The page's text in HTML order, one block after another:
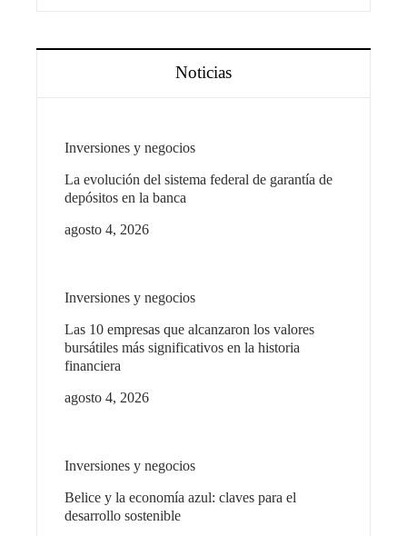
Noticias
Inversiones y negocios
La evolución del sistema federal de garantía de
depósitos en la banca
agosto 4, 2026
Inversiones y negocios
Las 10 empresas que alcanzaron los valores
bursátiles más significativos en la historia
financiera
agosto 4, 2026
Inversiones y negocios
Belice y la economía azul: claves para el
desarrollo sostenible